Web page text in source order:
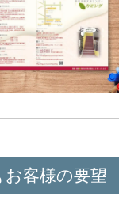
お客様の要望